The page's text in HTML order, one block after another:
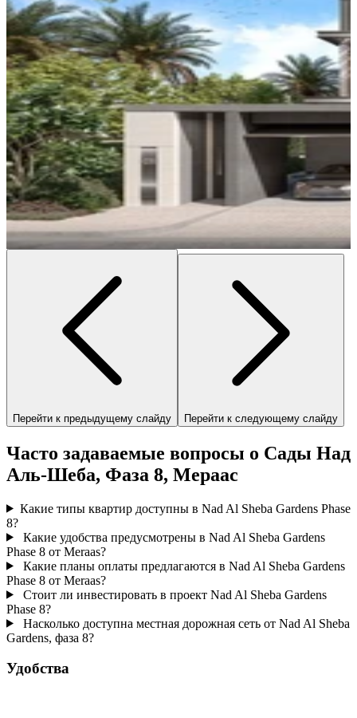
Перейти к предыдущему слайду Перейти к следующему слайду
Часто задаваемые вопросы о Сады Над
Аль-Шеба, Фаза 8, Мераас
Какие типы квартир доступны в Nad Al Sheba Gardens Phase
8?
Какие удобства предусмотрены в Nad Al Sheba Gardens
Phase 8 от Meraas?
Какие планы оплаты предлагаются в Nad Al Sheba Gardens
Phase 8 от Meraas?
Стоит ли инвестировать в проект Nad Al Sheba Gardens
Phase 8?
Насколько доступна местная дорожная сеть от Nad Al Sheba
Gardens, фаза 8?
Удобства